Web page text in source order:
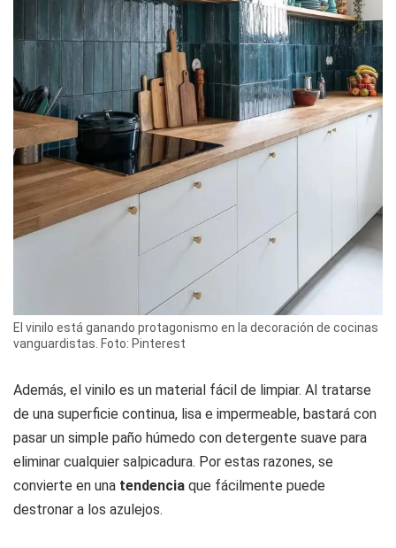
El vinilo está ganando protagonismo en la decoración de cocinas
vanguardistas. Foto: Pinterest
Además, el vinilo es un material fácil de limpiar. Al tratarse
de una superficie continua, lisa e impermeable, bastará con
pasar un simple paño húmedo con detergente suave para
eliminar cualquier salpicadura. Por estas razones, se
convierte en una tendencia que fácilmente puede
destronar a los azulejos.